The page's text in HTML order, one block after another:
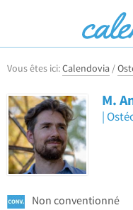
Inscrivez-vous
Vous êtes ici:Calendovia/
M.
Non conventionné